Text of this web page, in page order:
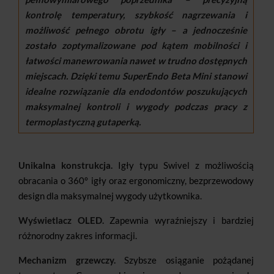
kontrolę temperatury, szybkość nagrzewania i
możliwość pełnego obrotu igły – a jednocześnie
zostało zoptymalizowane pod kątem mobilności i
łatwości manewrowania nawet w trudno dostępnych
miejscach. Dzięki temu SuperEndo Beta Mini stanowi
idealne rozwiązanie dla endodontów poszukujących
maksymalnej kontroli i wygody podczas pracy z
termoplastyczną gutaperką.
Unikalna konstrukcja. Igły typu Swivel z możliwością
obracania o 360° igły oraz ergonomiczny, bezprzewodowy
design dla maksymalnej wygody użytkownika.
Wyświetlacz OLED. Zapewnia wyraźniejszy i bardziej
różnorodny zakres informacji.
Mechanizm grzewczy. Szybsze osiąganie pożądanej